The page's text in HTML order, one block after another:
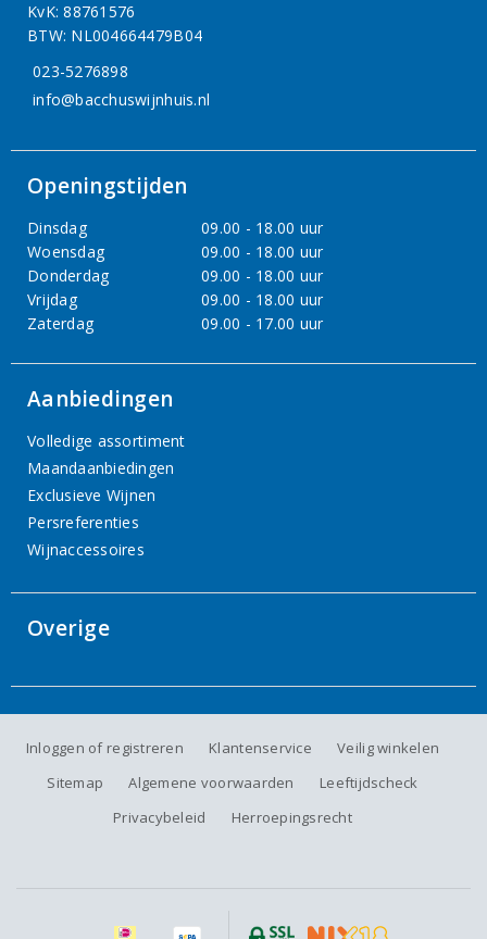
KvK: 88761576
BTW: NL004664479B04
023-5276898
info@bacchuswijnhuis.nl
Openingstijden
Dinsdag
09.00 - 18.00 uur
Woensdag
09.00 - 18.00 uur
Donderdag
09.00 - 18.00 uur
Vrijdag
09.00 - 18.00 uur
Zaterdag
09.00 - 17.00 uur
Aanbiedingen
Volledige assortiment
Maandaanbiedingen
Exclusieve Wijnen
Persreferenties
Wijnaccessoires
Overige
Inloggen of registreren Klantenservice
Veilig winkelen
Sitemap
Algemene voorwaarden
Leeftijdscheck
Privacybeleid
Herroepingsrecht